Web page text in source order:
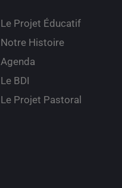
Le Projet Éducatif
Notre Histoire
Agenda
Le BDI
Le Projet Pastoral